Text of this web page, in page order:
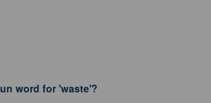
word for 'waste'?